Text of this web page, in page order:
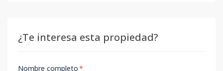
¿Te interesa esta propiedad?
Nombre completo*